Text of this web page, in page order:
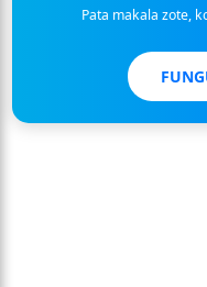
Pata makala zote,